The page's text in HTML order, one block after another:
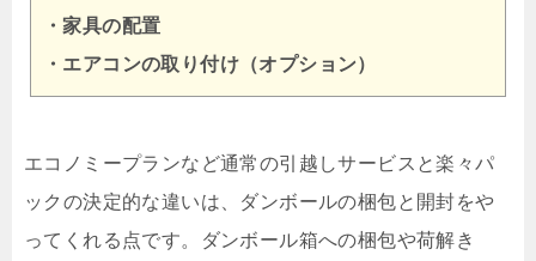
・家具の配置
・エアコンの取り付け（オプション）
エコノミープランなど通常の引越しサービスと楽々パ
ックの決定的な違いは、ダンボールの梱包と開封をや
ってくれる点です。ダンボール箱への梱包や荷解き